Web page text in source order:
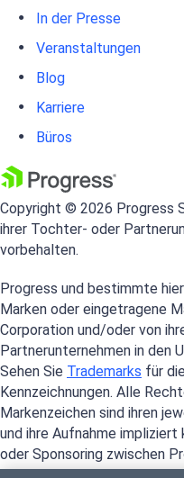
In der Presse
Veranstaltungen
Blog
Karriere
Büros
Copyright © 2026 Progress
ihrer Tochter- oder
vorbehalten.
Progress und bestimmte
Marken oder eingetragene
Corporation und/oder von
Partnerunternehmen in den
Sehen Sie Trademarks für
Kennzeichnungen. Alle
Markenzeichen sind ihren
und ihre Aufnahme
oder Sponsoring zwischen
Eigentümern.